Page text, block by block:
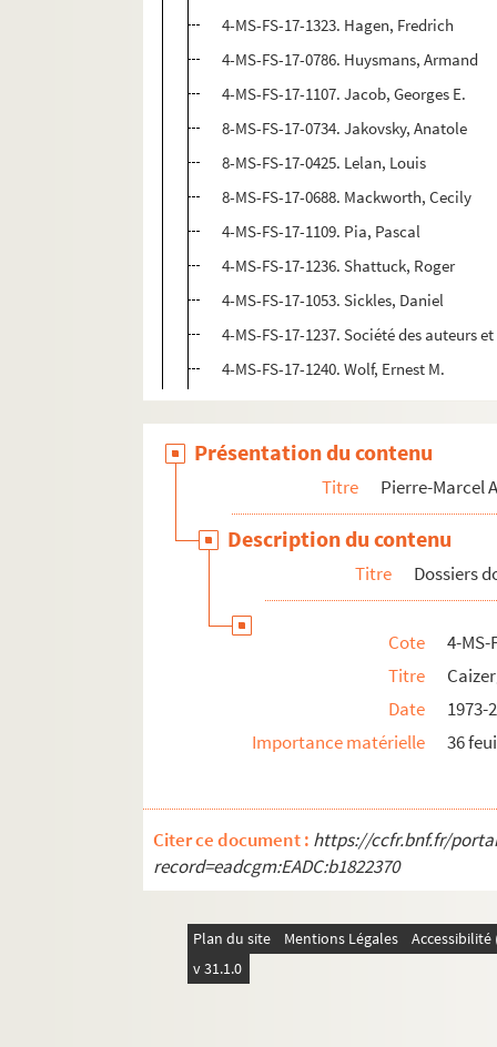
4-MS-FS-17-1323. Hagen, Fredrich
4-MS-FS-17-0786. Huysmans, Armand
4-MS-FS-17-1107. Jacob, Georges E.
8-MS-FS-17-0734. Jakovsky, Anatole
8-MS-FS-17-0425. Lelan, Louis
8-MS-FS-17-0688. Mackworth, Cecily
4-MS-FS-17-1109. Pia, Pascal
4-MS-FS-17-1236. Shattuck, Roger
4-MS-FS-17-1053. Sickles, Daniel
4-MS-FS-17-1237. Société des auteurs
4-MS-FS-17-1240. Wolf, Ernest M.
Présentation du contenu
Titre Pierre-Marcel
Description du contenu
Titre Dossiers
Cote
4-MS-
Titre
Date
1973-
Importance matérielle
36
Citer ce document : https://ccfr.bnf.fr/
record=eadcgm:EADC:b1822370
Plan du site Mentions Légales
v 31.1.0